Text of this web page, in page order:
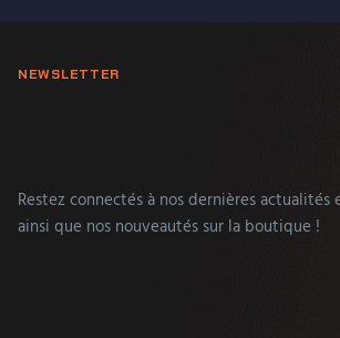
NEWSLETTER
Restez connectés à nos dernières actualités
ainsi que nos nouveautés sur la boutique !